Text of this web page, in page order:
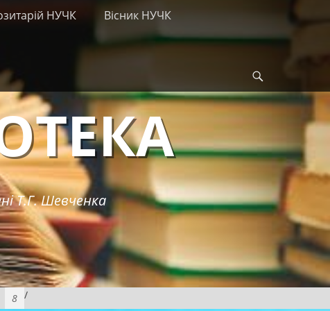
НУЧК
Вісник НУЧК
Т.Г. Шевченка
/
8